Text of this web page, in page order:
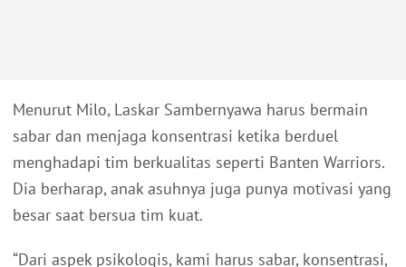
Menurut Milo, Laskar Sambernyawa harus bermain
sabar dan menjaga konsentrasi ketika berduel
menghadapi tim berkualitas seperti Banten Warriors.
Dia berharap, anak asuhnya juga punya motivasi yang
besar saat bersua tim kuat.
“Dari aspek psikologis, kami harus sabar, konsentrasi,